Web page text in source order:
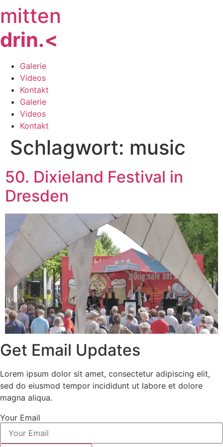
Zum
Inhalt
springen
mitten
drin.<
Galerie
Videos
Kontakt
Galerie
Videos
Kontakt
Schlagwort: music
50. Dixieland Festival in
Dresden
Get Email Updates
Lorem ipsum dolor sit amet, consectetur adipiscing elit,
sed do eiusmod tempor incididunt ut labore et dolore
magna aliqua.
Your Email